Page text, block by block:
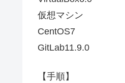
仮想マシン
CentOS7
GitLab11.9.0
【手順】